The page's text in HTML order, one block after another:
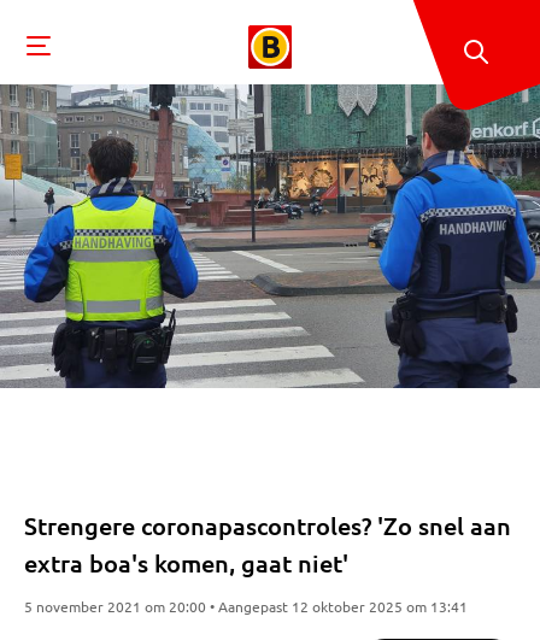
Strengere coronapascontroles? 'Zo snel aan
extra boa's komen, gaat niet'
5 november 2021 om 20:00 • Aangepast 12 oktober 2025 om 13:41